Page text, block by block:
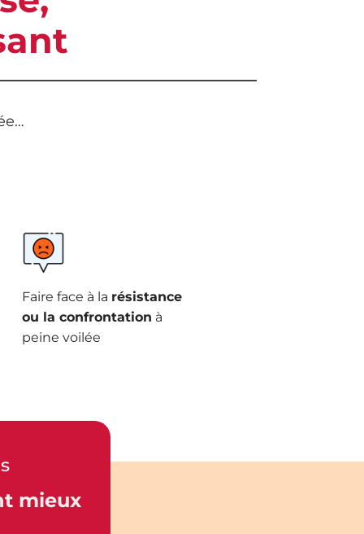
Faire face à la résistance
ou la confrontation à
peine voilée
mieux